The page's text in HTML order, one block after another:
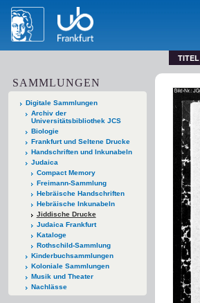
TITEL
SAMMLUNGEN
Digitale Sammlungen
Archiv der
Universitätsbibliothek JCS
Biologie
Frankfurt und Seltene Drucke
Handschriften und Inkunabeln
Judaica
Compact Memory
Freimann-Sammlung
Hebräische Handschriften
Hebräische Inkunabeln
Jiddische Drucke
Judaica Frankfurt
Kataloge
Rothschild-Sammlung
Kinderbuchsammlungen
Koloniale Sammlungen
Musik und Theater
Nachlässe